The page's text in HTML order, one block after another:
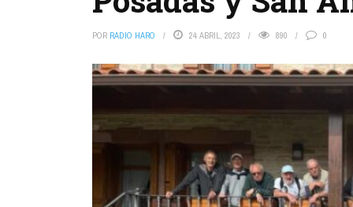
POR RADIO HARO 24 ABRIL, 2023 890 0